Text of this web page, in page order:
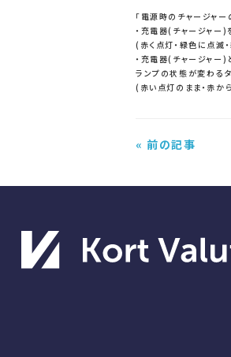
「電源時のチャージャ
・充電器(チャージャー)
(赤く点灯・緑色に点滅
・充電器(チャージャー)
ランプの状態が変わる
(赤い点灯のまま・赤か
« 前の記事